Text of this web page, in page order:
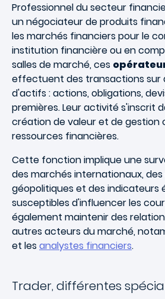
Professionnel du secteur
un négociateur de produits
les marchés financiers pour le
institution financière ou en
salles de marché, ces
effectuent des transactions sur
d'actifs : actions, obligations,
premières. Leur activité s'inscrit
création de valeur et de gestion
ressources financières.
Cette fonction implique une
des marchés internationaux,
géopolitiques et des indicateurs
susceptibles d'influencer les
également maintenir des
autres acteurs du marché,
et lesanalystes financiers.
Trader, différentes